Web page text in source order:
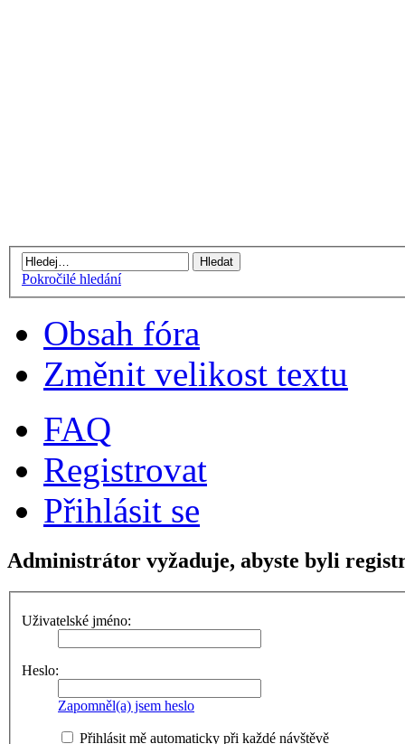
Pokročilé hledání
Obsah fóra
Změnit velikost textu
FAQ
Registrovat
Přihlásit se
Administrátor vyžaduje, abyste byli
Uživatelské jméno:
Heslo:
Zapomněl(a) jsem heslo
Přihlásit mě automaticky při každé návštěvě